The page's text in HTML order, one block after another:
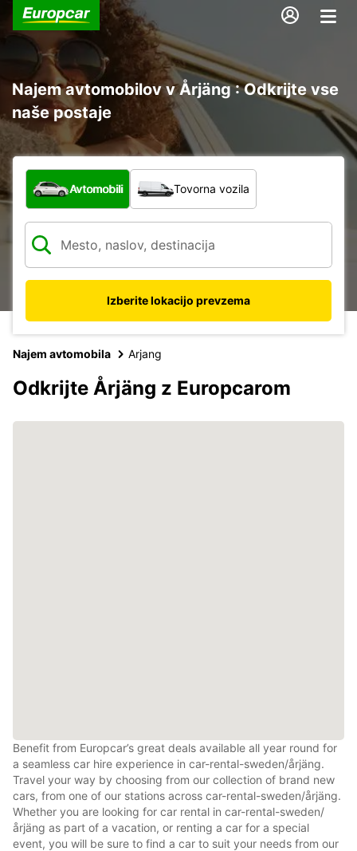
Najem avtomobilov v Årjäng : Odkrijte vse
naše postaje
Katera vrsta vozila?
Avtomobili Tovorna vozila
Izberite lokacijo prevzema
Najem avtomobila Arjang
Odkrijte Årjäng z Europcarom
Benefit from Europcar’s great deals available all year round for
a seamless car hire experience in car-rental-sweden/årjäng.
Travel your way by choosing from our collection of brand new
cars, from one of our stations across car-rental-sweden/årjäng.
Whether you are looking for car rental in car-rental-sweden/
årjäng as part of a vacation, or renting a car for a special
event, you will be sure to find a car to suit your needs from our